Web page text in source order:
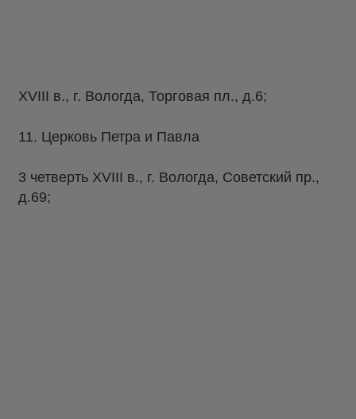
XVIII в., г. Вологда, Торговая пл., д.6;
11. Церковь Петра и Павла
3 четверть XVIII в., г. Вологда, Советский пр.,
д.69;